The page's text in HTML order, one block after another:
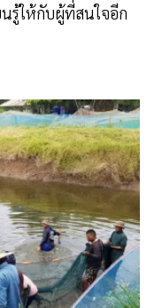
รู้ให้กับผู้ที่สนใจอีก